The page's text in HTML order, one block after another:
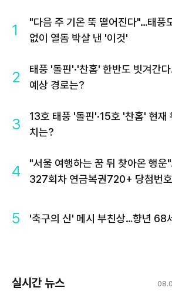
1
"다음 주 기온 뚝 떨어진다"…태풍
없이 열돔 박살 낸 '이것'
2
태풍 '돌핀'·'찬홈' 한반도 빗겨간
예상 경로는?
3
13호 태풍 '돌핀'·15호 '찬홈' 현재
치는?
4
"서울 여행하는 꿈 뒤 찾아온 행운
327회차 연금복권720+ 당첨번
5 '축구의 신' 메시 부친상…향년 68
실시간 뉴스